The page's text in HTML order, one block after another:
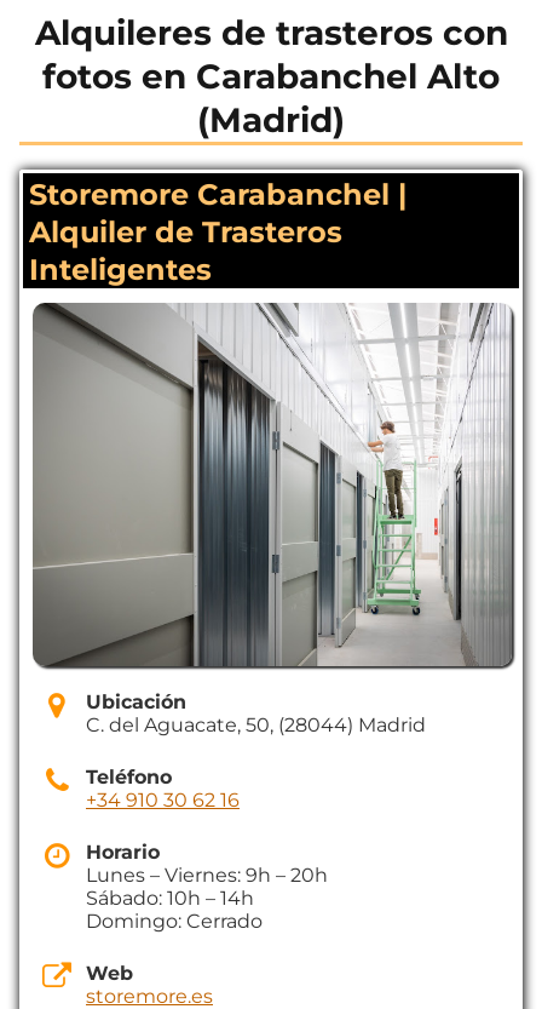
Alquileres de trasteros con
fotos en Carabanchel Alto
(Madrid)
Storemore Carabanchel |
Alquiler de Trasteros
Inteligentes
Ubicación
C. del Aguacate, 50, (28044) Madrid
Teléfono
+34 910 30 62 16
Horario
Lunes – Viernes: 9h – 20h
Sábado: 10h – 14h
Domingo: Cerrado
Web
storemore.es